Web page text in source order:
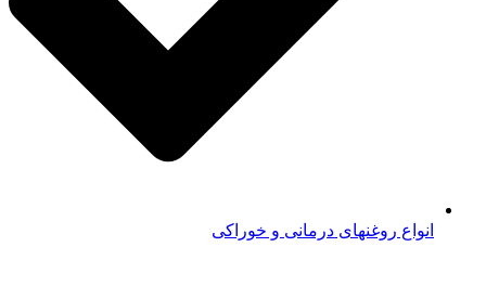
انواع روغنهای درمانی و خوراکی